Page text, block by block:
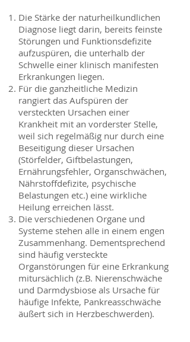
Die Stärke der naturheilkundlichen
Diagnose liegt darin, bereits feinste
Störungen und Funktionsdefizite
aufzuspüren, die unterhalb der
Schwelle einer klinisch manifesten
Erkrankungen liegen.
Für die ganzheitliche Medizin
rangiert das Aufspüren der
versteckten Ursachen einer
Krankheit mit an vorderster Stelle,
weil sich regelmäßig nur durch eine
Beseitigung dieser Ursachen
(Störfelder, Giftbelastungen,
Ernährungsfehler, Organschwächen,
Nährstoffdefizite, psychische
Belastungen etc.) eine wirkliche
Heilung erreichen lässt.
Die verschiedenen Organe und
Systeme stehen alle in einem engen
Zusammenhang. Dementsprechend
sind häufig versteckte
Organstörungen für eine Erkrankung
mitursächlich (z.B. Nierenschwäche
und Darmdysbiose als Ursache für
häufige Infekte, Pankreasschwäche
äußert sich in Herzbeschwerden).